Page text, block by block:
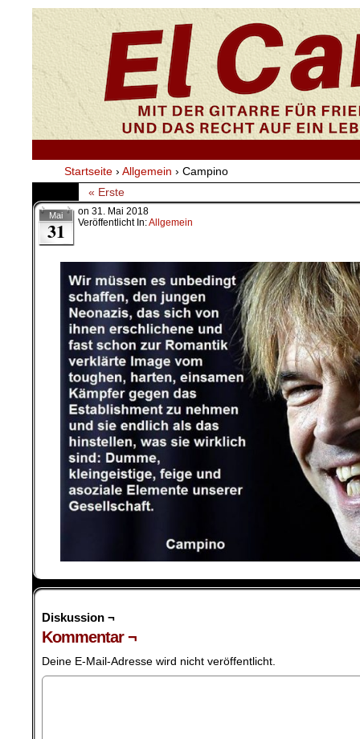
Startseite › Allgemein › Campino
« Erste
Mai
31
on 31. Mai 2018
Veröffentlicht In:Allgemein
Diskussion ¬
Kommentar ¬
Deine E-Mail-Adresse wird nicht veröffentlicht.